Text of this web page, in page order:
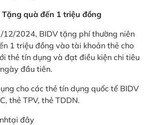
quà đến 1 triệu đồng
12/2024, BIDV tặng phí thường niên
1 triệu đồng vào tài khoản thẻ cho
thẻ tín dụng và đạt điều kiện chi tiêu
đầu tiên.
cho các thẻ tín dụng quốc tế BIDV
thẻ TPV, thẻ TDDN.
tại đây